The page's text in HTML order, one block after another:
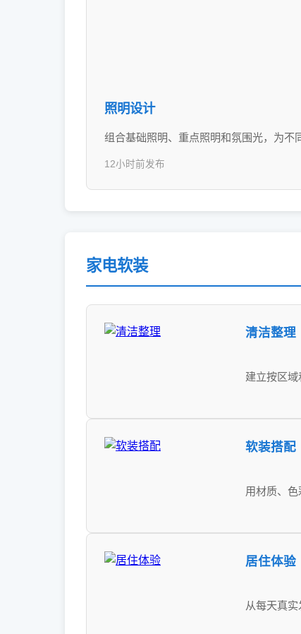
照明设计
组合基础照明、重点照明和氛围光，为不
12小时前发布
家电软装
清洁整理
建立按区域
软装搭配
用材质、色
居住体验
从每天真